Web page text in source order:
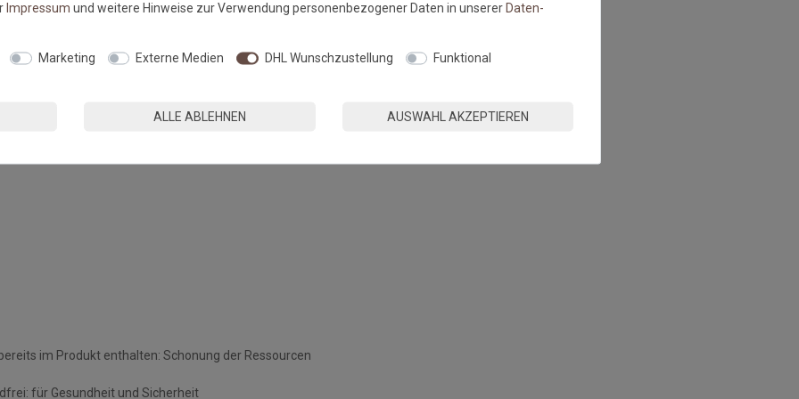
werden:
über 28°C
im Produkt enthalten: Schonung der Ressourcen
für Gesundheit und Sicherheit
Impressum und weitere Hinweise zur Verwendung personenbezogener Daten in unsererDaten­
Marketing Externe Medien DHL Wunschzustellung Funktional
ALLE ABLEHNEN AUSWAHL AKZEPTIEREN